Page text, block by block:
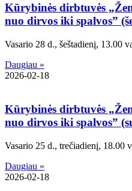
Kūrybinės dirbtuvės
nuo dirvos iki spalvos”
Vasario 28 d., šeštadienį, 13.00
Daugiau »
2026-02-18
Kūrybinės dirbtuvės
nuo dirvos iki spalvos”
Vasario 25 d., trečiadienį,
Daugiau »
2026-02-18